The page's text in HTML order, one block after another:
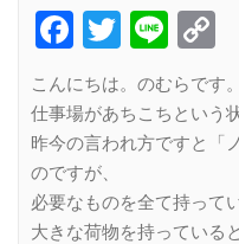
Facebook
Twitter
Line
こんにちは。のむらです。
仕事場があちこちという
昨今の言われ方ですと「
のですが、
必要なものを全て持って
大きな荷物を持っている